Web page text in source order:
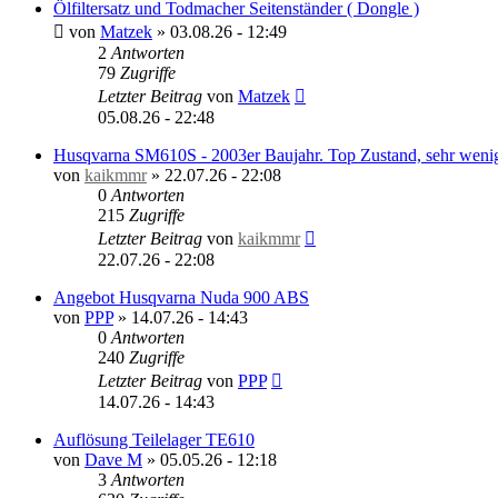
Ölfiltersatz und Todmacher Seitenständer ( Dongle )
von Matzek » 03.08.26 - 12:49
2 Antworten
79 Zugriffe
Letzter Beitrag von Matzek
05.08.26 - 22:48
Husqvarna SM610S - 2003er Baujahr. Top Zustand, sehr
von kaikmmr» 22.07.26 - 22:08
0 Antworten
215 Zugriffe
Letzter Beitrag von kaikmmr
22.07.26 - 22:08
Angebot Husqvarna Nuda 900 ABS
von PPP» 14.07.26 - 14:43
0 Antworten
240 Zugriffe
Letzter Beitrag von PPP
14.07.26 - 14:43
Auflösung Teilelager TE610
von Dave M » 05.05.26 - 12:18
3 Antworten